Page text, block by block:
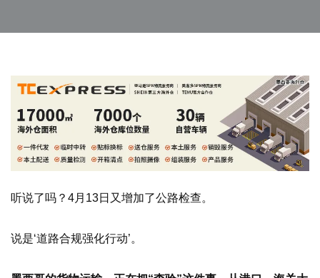
听说了吗？4月13日又增加了公路检查。
说是‘道路合规强化行动’。